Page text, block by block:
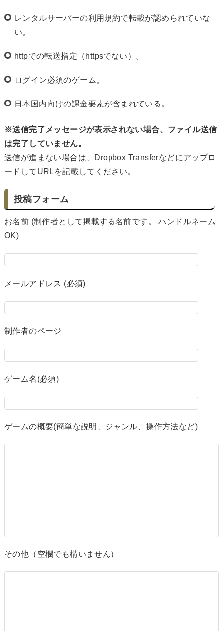
レンタルサーバーの利用規約で転載が認められていな
い。
httpでの転送指定（httpsでない）。
ログイン必須のゲーム。
日本国内向けの課金要素が含まれている。
※送信完了メッセージが表示されない場合、ファイル送信
は完了していません。
送信が進まない場合は、Dropbox Transferなどにアップロ
ードしてURLを記載してください。
投稿フォーム
お名前 (制作者として掲載する名前です。 ハンドルネーム
OK)
メールアドレス (必須)
制作者のページ
ゲーム名(必須)
ゲームの概要(簡単な説明、ジャンル、操作方法など)
その他（空欄でも構いません）